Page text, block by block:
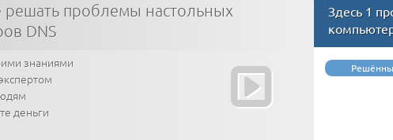
решать проблемы настольных
DNS
знаниями
деньги
Здесь 1